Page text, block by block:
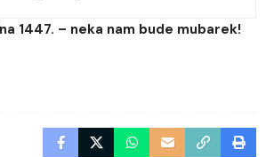
1447. – neka nam bude mubarek!